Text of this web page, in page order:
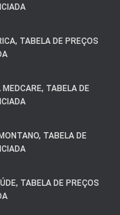
TABELA DE PREÇOS
TABELA DE
TABELA DE
TABELA DE PREÇOS